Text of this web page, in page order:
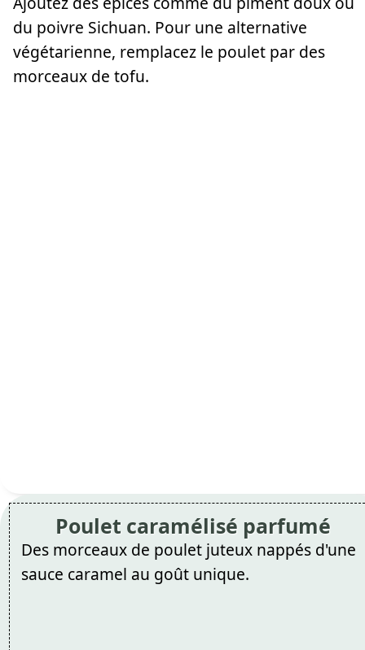
du poivre Sichuan. Pour une alternative
végétarienne, remplacez le poulet par des
morceaux de tofu.
Poulet caramélisé parfumé
Des morceaux de poulet juteux nappés d'une
sauce caramel au goût unique.